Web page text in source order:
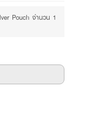
Pouch จำนวน 1